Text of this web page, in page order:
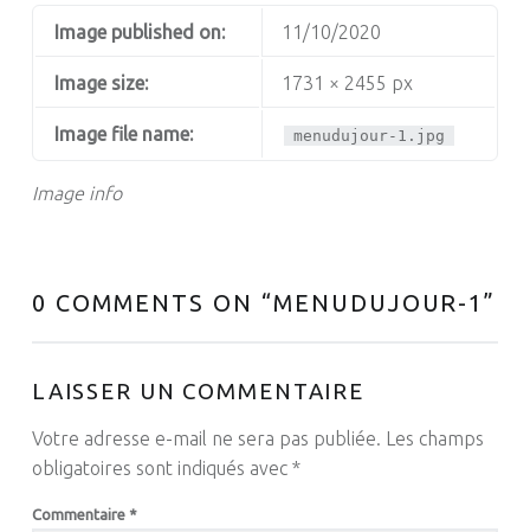
Image info
Image published on: 11/10/2020
Image size: 1731 × 2455 px
Image file name: menudujour-1.jpg
0 COMMENTS ON “MENUDUJOUR-1”
LAISSER UN COMMENTAIRE
Votre adresse e-mail ne sera pas publiée. Les champs
obligatoires sont indiqués avec *
Commentaire *